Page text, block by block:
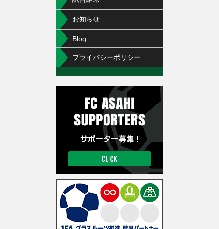
お知らせ
Blog
プライバシーポリシー